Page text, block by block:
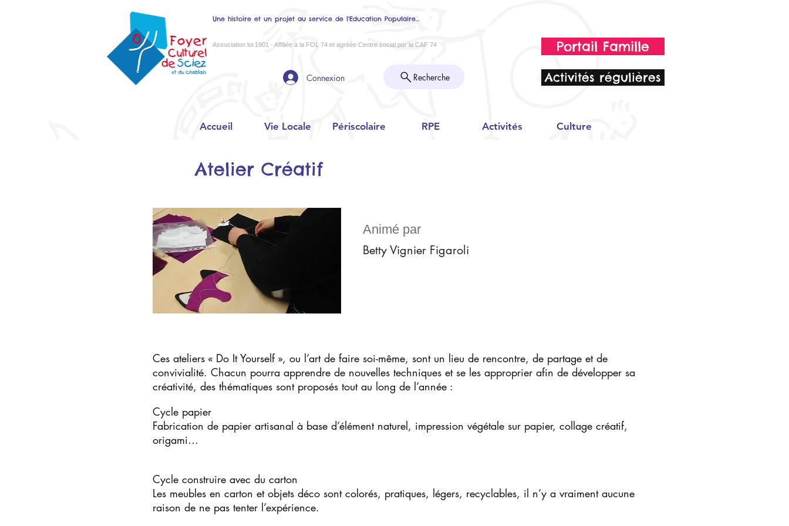
Une histoire et un projet au service de l'Education Populaire...
Association loi 1901 - Affiliée à la FOL 74 et agréée Centre social par la CAF 74
Connexion Recherche
Portail Famille
Activités régulières
Accueil Vie Locale Périscolaire RPE Activités Culture
Atelier Créatif
Animé par
Betty Vignier Figaroli
Ces ateliers « Do It Yourself », ou l’art de faire soi-même, sont un lieu de rencontre, de partage et de
convivialité. Chacun pourra apprendre de nouvelles techniques et se les approprier afin de développer sa
créativité, des thématiques sont proposés tout au long de l’année :
Cycle papier
Fabrication de papier artisanal à base d’élément naturel, impression végétale sur papier, collage créatif,
origami…
Cycle construire avec du carton
Les meubles en carton et objets déco sont colorés, pratiques, légers, recyclables, il n’y a vraiment aucune
raison de ne pas tenter l’expérience.